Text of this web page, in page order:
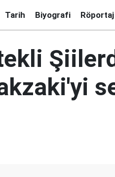
Tarih Biyografi Röportaj